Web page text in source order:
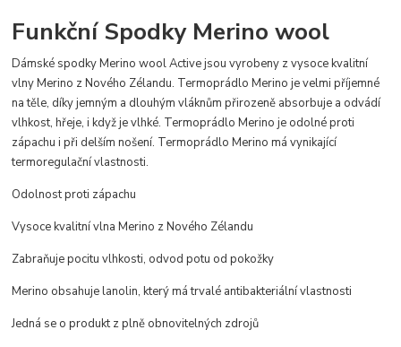
Funkční Spodky Merino wool
Dámské spodky Merino wool Active jsou vyrobeny z vysoce kvalitní
vlny Merino z Nového Zélandu. Termoprádlo Merino je velmi příjemné
na těle, díky jemným a dlouhým vláknům přirozeně absorbuje a odvádí
vlhkost, hřeje, i když je vlhké. Termoprádlo Merino je odolné proti
zápachu i při delším nošení. Termoprádlo Merino má vynikající
termoregulační vlastnosti.
Odolnost proti zápachu
Vysoce kvalitní vlna Merino z Nového Zélandu
Zabraňuje pocitu vlhkosti, odvod potu od pokožky
Merino obsahuje lanolin, který má trvalé antibakteriální vlastnosti
Jedná se o produkt z plně obnovitelných zdrojů